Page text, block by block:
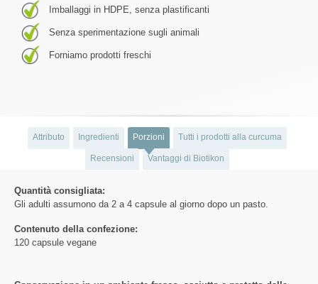
Imballaggi in HDPE, senza plastificanti
Senza sperimentazione sugli animali
Forniamo prodotti freschi
Attributo Ingredienti Porzioni Tutti i prodotti alla curcuma
Recensioni Vantaggi di Biotikon
Quantità consigliata:
Gli adulti assumono da 2 a 4 capsule al giorno dopo un pasto.
Contenuto della confezione:
120 capsule vegane